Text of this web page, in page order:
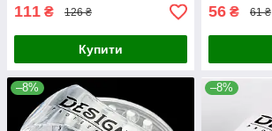
111 ₴ 126 ₴
Купити
56 ₴ 61 ₴
–8% –8%